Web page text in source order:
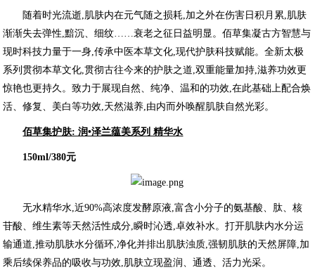
随着时光流逝,肌肤内在元气随之损耗,加之外在伤害日积月累,肌肤
渐渐失去弹性,黯沉、细纹……衰老之征日益明显。佰草集凝古方智慧与
现时科技力量于一身,传承中医本草文化,现代护肤科技赋能。全新太极
系列贯彻本草文化,贯彻古往今来的护肤之道,双重能量加持,滋养功效更
惊艳也更持久。致力于展现自然、纯净、温和的功效,在此基础上配合焕
活、修复、美白等功效,天然滋养,由内而外唤醒肌肤自然光彩。
佰草集护肤: 润•泽兰蕴美系列 精华水
150ml/380元
无水精华水,近90%高浓度发酵原液,富含小分子的氨基酸、肽、核
苷酸、维生素等天然活性成分,瞬时沁透,卓效补水。打开肌肤内水分运
输通道,推动肌肤水分循环,净化并排出肌肤浊质,强韧肌肤的天然屏障,加
乘后续保养品的吸收与功效,肌肤立现盈润、通透、活力光采。